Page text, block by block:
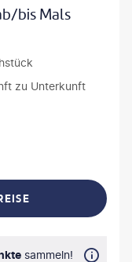
bis Mals
zu Unterkunft
sammeln!